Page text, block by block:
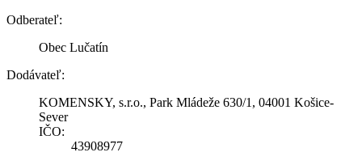
Odberateľ:
Obec Lučatín
Dodávateľ:
KOMENSKY, s.r.o., Park Mládeže 630/1, 04001 Košice-
Sever
IČO:
43908977